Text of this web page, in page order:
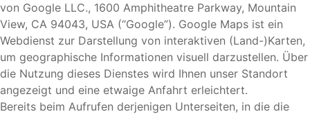
von Google LLC., 1600 Amphitheatre Parkway, Mountain
View, CA 94043, USA (“Google”). Google Maps ist ein
Webdienst zur Darstellung von interaktiven (Land-)Karten,
um geographische Informationen visuell darzustellen. Über
die Nutzung dieses Dienstes wird Ihnen unser Standort
angezeigt und eine etwaige Anfahrt erleichtert.
Bereits beim Aufrufen derjenigen Unterseiten, in die die